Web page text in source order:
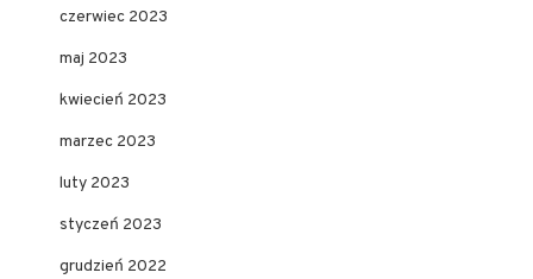
czerwiec 2023
maj 2023
kwiecień 2023
marzec 2023
luty 2023
styczeń 2023
grudzień 2022